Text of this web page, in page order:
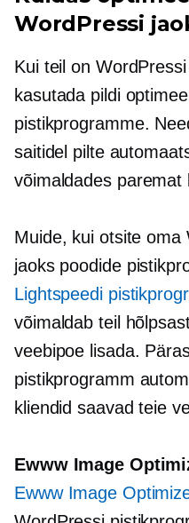
WordPressi
Kui teil on
kasutada pildi
pistikprogramme.
saitidel pilte
võimaldades paremat
Muide, kui otsite oma
jaoks poodide
Lightspeedi
võimaldab teil
veebipoe lisada.
pistikprogramm
kliendid saavad teie
Ewww Image
Ewww Image